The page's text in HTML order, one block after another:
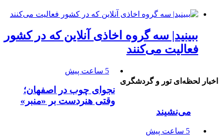
ببینید| سه گروه اخاذی آنلاین که در کشور
فعالیت می‌کنند
اخبار لحظه‌ای تور و گردشگری
5 ساعت پیش
نجوای چوب در اصفهان؛
وقتی هنردست بر «منبر»
می‌نشیند
5 ساعت پیش